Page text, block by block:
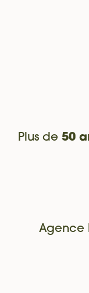
Plus de 50
Agence